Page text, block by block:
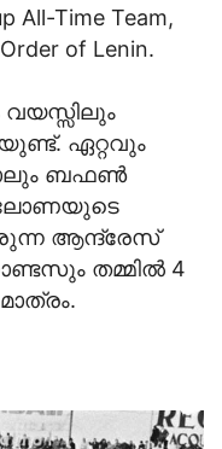
All-Time Team,
of Lenin.
ഏറ്റവും
ബഫണ്‍
ആന്ദ്രേസ്
തമ്മില്‍ 4